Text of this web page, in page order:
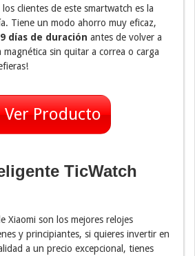
clientes de este smartwatch es la
Tiene un modo ahorro muy eficaz,
días de duración antes de volver a
magnética sin quitar a correa o carga
Ver Producto
TicWatch
Xiaomi son los mejores relojes
y principiantes, si quieres invertir en
a un precio excepcional, tienes